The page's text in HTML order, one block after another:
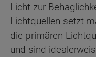
Licht zur
Lichtquellen setzt
die primären
und sind